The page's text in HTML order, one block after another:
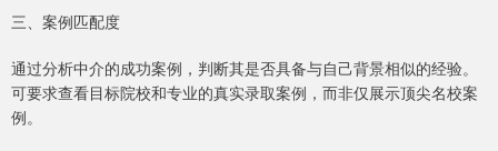
三、案例匹配度
通过分析中介的成功案例，判断其是否具备与自己背景相似的经验。
可要求查看目标院校和专业的真实录取案例，而非仅展示顶尖名校案
例。